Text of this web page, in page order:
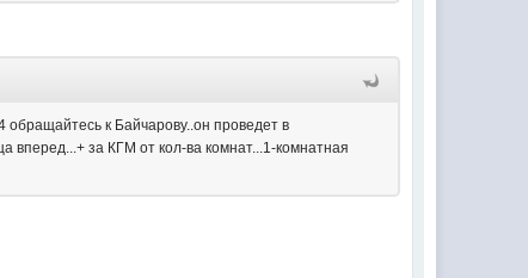
обращайтесь к Байчарову..он проведет в
вперед...+ за КГМ от кол-ва комнат...1-комнатная